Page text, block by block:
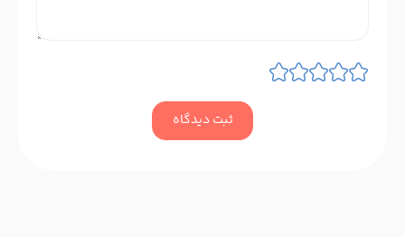
ثبت دیدگاه